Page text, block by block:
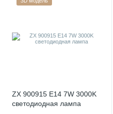
ZX 900915 E14 7W 3000K
светодиодная лампа